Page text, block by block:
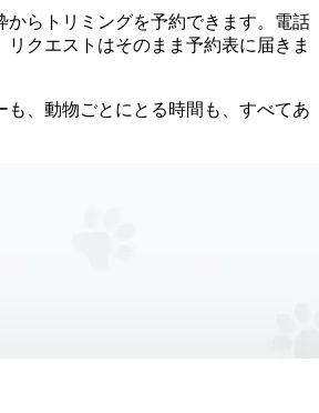
からトリミングを予約できます。電話
リクエストはそのまま予約表に届きま
も、動物ごとにとる時間も、すべてあ